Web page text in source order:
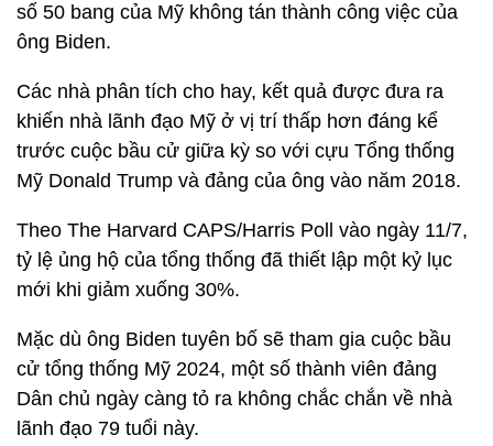
số 50 bang của Mỹ không tán thành công việc của
ông Biden.
Các nhà phân tích cho hay, kết quả được đưa ra
khiến nhà lãnh đạo Mỹ ở vị trí thấp hơn đáng kể
trước cuộc bầu cử giữa kỳ so với cựu Tổng thống
Mỹ Donald Trump và đảng của ông vào năm 2018.
Theo The Harvard CAPS/Harris Poll vào ngày 11/7,
tỷ lệ ủng hộ của tổng thống đã thiết lập một kỷ lục
mới khi giảm xuống 30%.
Mặc dù ông Biden tuyên bố sẽ tham gia cuộc bầu
cử tổng thống Mỹ 2024, một số thành viên đảng
Dân chủ ngày càng tỏ ra không chắc chắn về nhà
lãnh đạo 79 tuổi này.